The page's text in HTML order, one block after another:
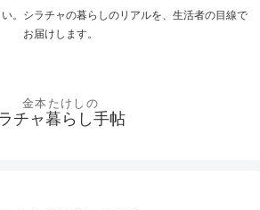
。シラチャの暮らしのリアルを、生活者の目線で
お届けします。
チャ暮らし手帖